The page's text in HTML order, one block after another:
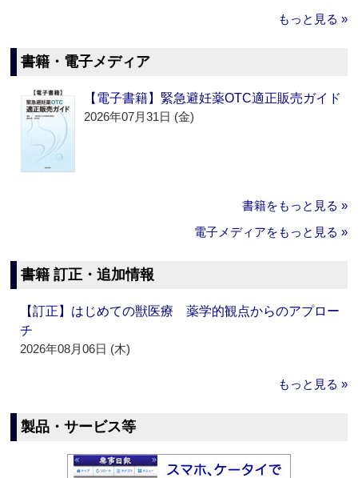
もっと見る »
書籍・電子メディア
【電子書籍】緊急避妊薬OTC適正販売ガイド
2026年07月31日 (金)
書籍をもっと見る »
電子メディアをもっと見る »
書籍 訂正・追加情報
【訂正】はじめての獣医療 薬学的観点からのアプロー
チ
2026年08月06日 (木)
もっと見る »
製品・サービス等